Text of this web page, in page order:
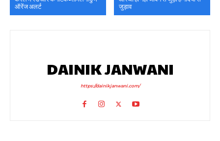
ऑरेंज अलर्ट
जुड़ाव
DAINIK JANWANI
https://dainikjanwani.com/